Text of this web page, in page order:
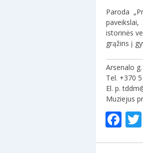
Paroda
istorinės
grąžins į
Arsenalo
Tel. +370
El. p.
Muziejus